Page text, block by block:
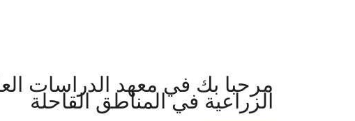
مرحبا بك في معهد الدراسات
الزراعية في المناطق القاحلة